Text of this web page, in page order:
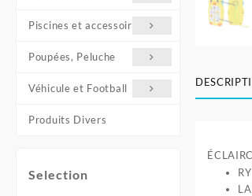
Piscines et accessoires
Poupées, Peluche
Véhicule et Football
Produits Divers
Selection